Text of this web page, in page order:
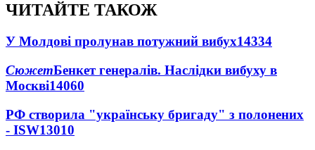
ЧИТАЙТЕ ТАКОЖ
У Молдові пролунав потужний вибух14334
СюжетБенкет генералів. Наслідки вибуху в
Москві14060
РФ створила "українську бригаду" з полонених
- ISW13010